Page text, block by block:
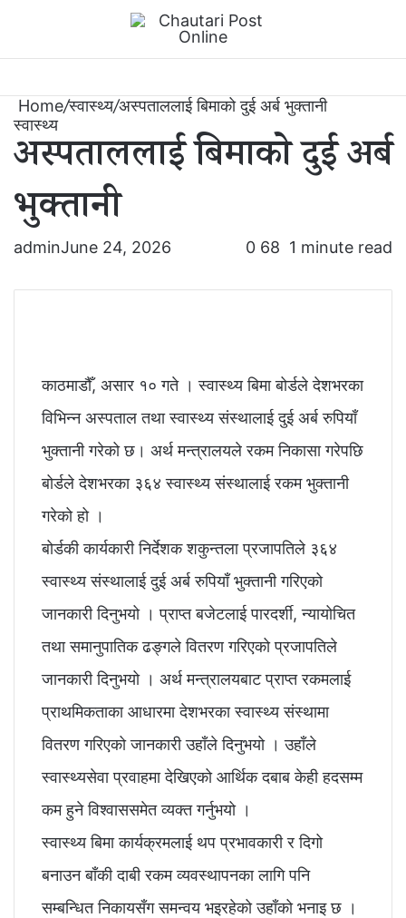
Home/स्वास्थ्य/अस्पताललाई बिमाको दुई अर्ब भुक्तानी
स्वास्थ्य
अस्पताललाई बिमाको दुई अर्ब
भुक्तानी
adminJune 24, 2026 0 68 1 minute read
काठमाडौँ, असार १० गते । स्वास्थ्य बिमा बोर्डले देशभरका
विभिन्न अस्पताल तथा स्वास्थ्य संस्थालाई दुई अर्ब रुपियाँ
भुक्तानी गरेको छ। अर्थ मन्त्रालयले रकम निकासा गरेपछि
बोर्डले देशभरका ३६४ स्वास्थ्य संस्थालाई रकम भुक्तानी
गरेको हो ।
बोर्डकी कार्यकारी निर्देशक शकुन्तला प्रजापतिले ३६४
स्वास्थ्य संस्थालाई दुई अर्ब रुपियाँ भुक्तानी गरिएको
जानकारी दिनुभयो । प्राप्त बजेटलाई पारदर्शी, न्यायोचित
तथा समानुपातिक ढङ्गले वितरण गरिएको प्रजापतिले
जानकारी दिनुभयो । अर्थ मन्त्रालयबाट प्राप्त रकमलाई
प्राथमिकताका आधारमा देशभरका स्वास्थ्य संस्थामा
वितरण गरिएको जानकारी उहाँले दिनुभयो । उहाँले
स्वास्थ्यसेवा प्रवाहमा देखिएको आर्थिक दबाब केही हदसम्म
कम हुने विश्वाससमेत व्यक्त गर्नुभयो ।
स्वास्थ्य बिमा कार्यक्रमलाई थप प्रभावकारी र दिगो
बनाउन बाँकी दाबी रकम व्यवस्थापनका लागि पनि
सम्बन्धित निकायसँग समन्वय भइरहेको उहाँको भनाइ छ ।